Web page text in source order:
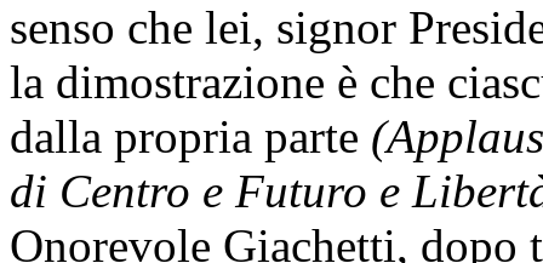
senso che lei, signor
la dimostrazione è che
dalla propria parte
di Centro e Futuro e
Onorevole Giachetti, dopo